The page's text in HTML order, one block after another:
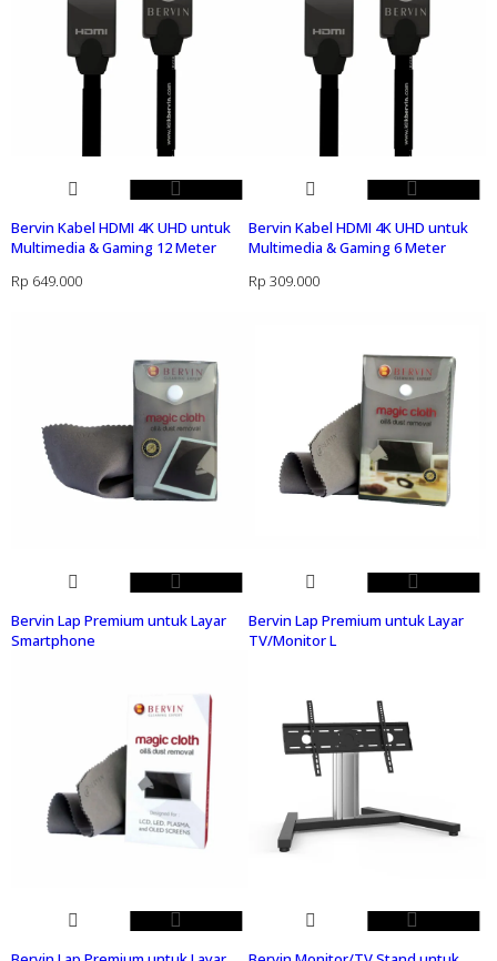
Bervin Kabel HDMI 4K UHD untuk
Multimedia & Gaming 12 Meter
Rp 649.000
Bervin Kabel HDMI 4K UHD untuk
Multimedia & Gaming 6 Meter
Rp 309.000
Bervin Lap Premium untuk Layar
Smartphone
Bervin Lap Premium untuk Layar
TV/Monitor L